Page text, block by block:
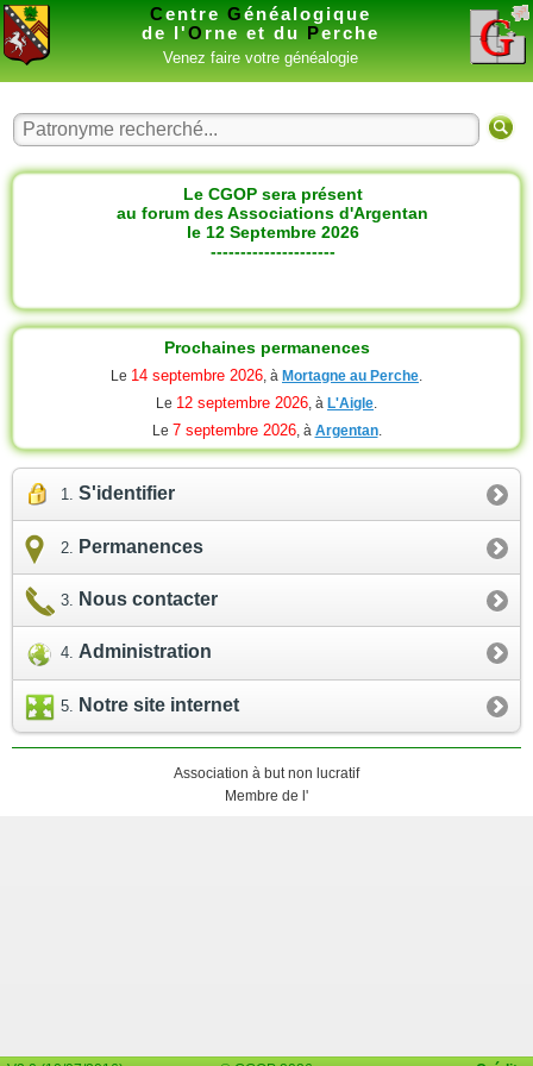
Centre Généalogique
de l'O rne et du Perche
Venez faire votre généalogie
Le CGOP sera présent
au forum des Associations d'Argentan
le 12 Septembre 2026
---------------------
Prochaines permanences
Le 14 septembre 2026, à Mortagne au Perche.
Le 12 septembre 2026, à L'Aigle.
Le 7 septembre 2026, à Argentan.
S'identifier
Permanences
Nous contacter
Administration
Notre site internet
Association à but non lucratif
Membre de l'